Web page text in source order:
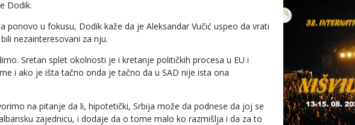
Dodik.
u fokusu, Dodik kaže da je Aleksandar Vučić uspeo da vrati
nezainteresovani za nju.
Sretan splet okolnosti je i kretanje političkih procesa u EU i
i ako je išta tačno onda je tačno da u SAD nije ista ona
na pitanje da li, hipotetički, Srbija može da podnese da joj se
zajednicu, i dodaje da o tome malo ko razmišlja i da za to